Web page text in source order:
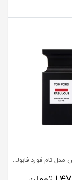
ادوپرفیوم نایس مدل تام فورد فابولوس